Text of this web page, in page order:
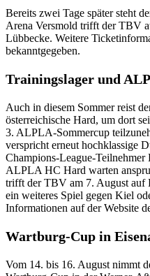
Bereits zwei Tage später steht
Arena Versmold trifft der TBV
Lübbecke. Weitere
bekanntgegeben.
Trainingslager und
Auch in diesem Sommer reist
österreichische Hard, um dort
3. ALPLA-Sommercup
verspricht erneut hochklassige
Champions-League-
ALPLA HC Hard warten
trifft der TBV am 7. August auf
ein weiteres Spiel gegen Kiel
Informationen auf der Website
Wartburg-Cup in
Vom 14. bis 16. August nimmt